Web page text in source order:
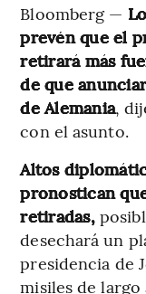
Bloomberg —
prevén que el
retirará más
de que
de Alemania,
con el asunto.
Altos
pronostican
retiradas,
desechará un
presidencia de
misiles de